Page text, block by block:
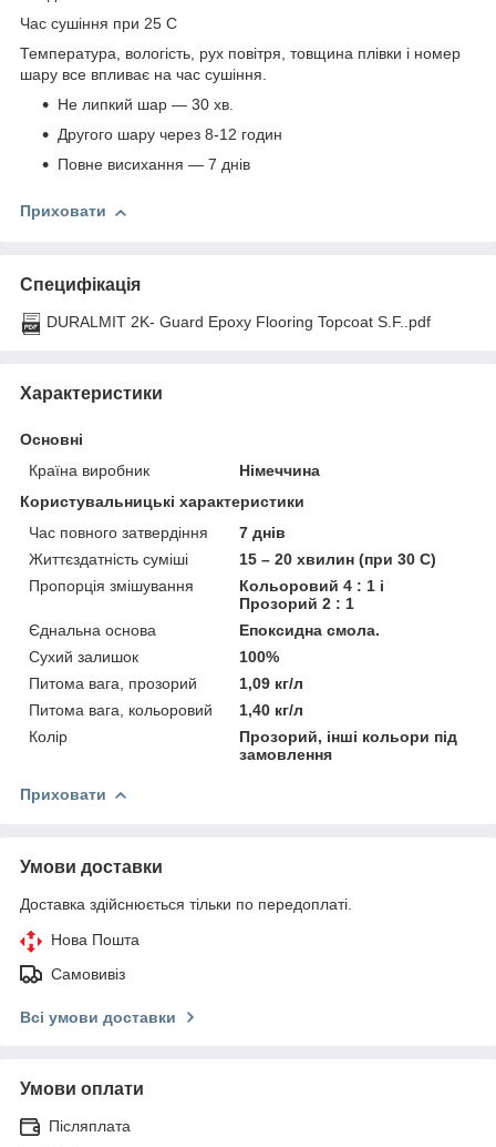
Час сушіння при 25 С
Температура, вологість, рух повітря, товщина плівки і номер
шару все впливає на час сушіння.
Не липкий шар ― 30 хв.
Другого шару через 8-12 годин
Повне висихання ― 7 днів
Приховати
Специфікація
DURALMIT 2K- Guard Epoxy Flooring Topcoat S.F..pdf
Характеристики
Основні
Країна виробник
Німеччина
Користувальницькі характеристики
Час повного затвердіння
7 днів
Життєздатність суміші
15 – 20 хвилин (при 30 С)
Пропорція змішування
Кольоровий 4 : 1 і
Прозорий 2 : 1
Єднальна основа
Епоксидна смола.
Сухий залишок
100%
Питома вага, прозорий
1,09 кг/л
Питома вага, кольоровий
1,40 кг/л
Колір
Прозорий, інші кольори під
замовлення
Приховати
Умови доставки
Доставка здійснюється тільки по передоплаті.
Нова Пошта
Самовивіз
Всі умови доставки
Умови оплати
Післяплата